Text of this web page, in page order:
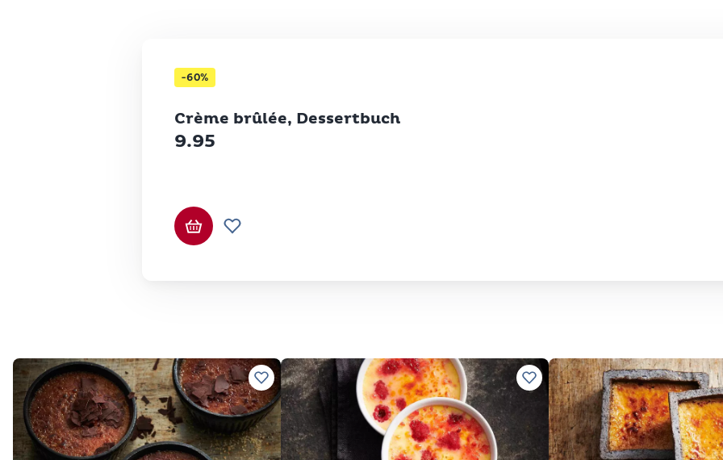
-60%
Crème brûlée, Dessertbuch
9.95
Ajouter au panier
Ajouter à la liste de souhaits.
Ajouter à vos recettes préférées Ajouter à vos recettes préférées